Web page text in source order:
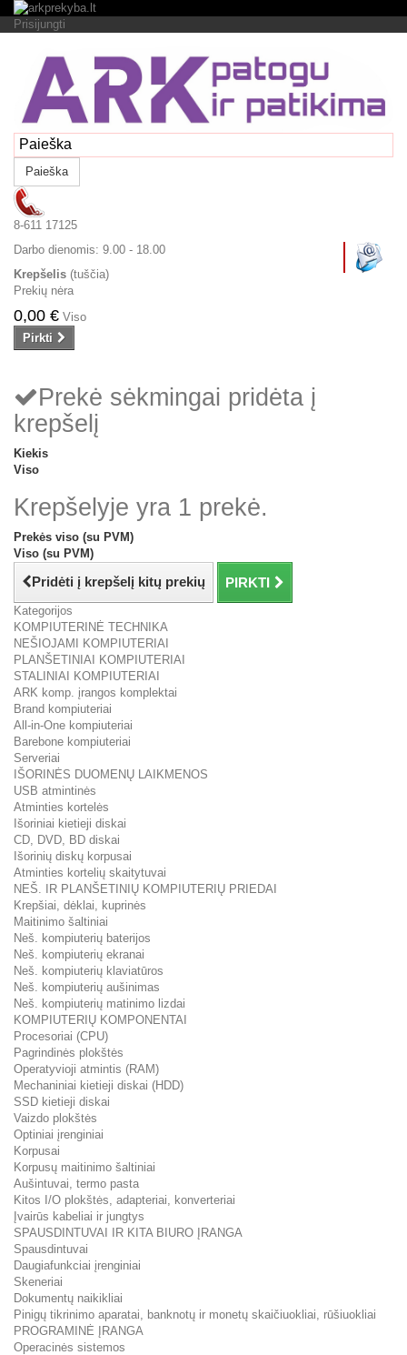
Prisijungti
Paieška
8-611 17125
Darbo dienomis: 9.00 - 18.00
Krepšelis (tuščia)
Prekių nėra
0,00 € Viso
Pirkti
Prekė sėkmingai pridėta į
krepšelį
Kiekis
Viso
Krepšelyje yra 1 prekė.
Prekės viso (su PVM)
Viso (su PVM)
Pridėti į krepšelį kitų prekių PIRKTI
Kategorijos
KOMPIUTERINĖ TECHNIKA
NEŠIOJAMI KOMPIUTERIAI
PLANŠETINIAI KOMPIUTERIAI
STALINIAI KOMPIUTERIAI
ARK komp. įrangos komplektai
Brand kompiuteriai
All-in-One kompiuteriai
Barebone kompiuteriai
Serveriai
IŠORINĖS DUOMENŲ LAIKMENOS
USB atmintinės
Atminties kortelės
Išoriniai kietieji diskai
CD, DVD, BD diskai
Išorinių diskų korpusai
Atminties kortelių skaitytuvai
NEŠ. IR PLANŠETINIŲ KOMPIUTERIŲ PRIEDAI
Krepšiai, dėklai, kuprinės
Maitinimo šaltiniai
Neš. kompiuterių baterijos
Neš. kompiuterių ekranai
Neš. kompiuterių klaviatūros
Neš. kompiuterių aušinimas
Neš. kompiuterių matinimo lizdai
KOMPIUTERIŲ KOMPONENTAI
Procesoriai (CPU)
Pagrindinės plokštės
Operatyvioji atmintis (RAM)
Mechaniniai kietieji diskai (HDD)
SSD kietieji diskai
Vaizdo plokštės
Optiniai įrenginiai
Korpusai
Korpusų maitinimo šaltiniai
Aušintuvai, termo pasta
Kitos I/O plokštės, adapteriai, konverteriai
Įvairūs kabeliai ir jungtys
SPAUSDINTUVAI IR KITA BIURO ĮRANGA
Spausdintuvai
Daugiafunkciai įrenginiai
Skeneriai
Dokumentų naikikliai
Pinigų tikrinimo aparatai, banknotų ir monetų skaičiuokliai, rūšiuokliai
PROGRAMINĖ ĮRANGA
Operacinės sistemos